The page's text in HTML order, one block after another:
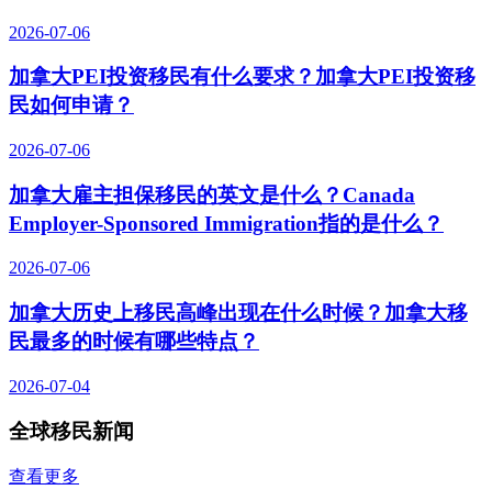
2026-07-06
加拿大PEI投资移民有什么要求？加拿大PEI投资移
民如何申请？
2026-07-06
加拿大雇主担保移民的英文是什么？Canada
Employer-Sponsored Immigration指的是什么？
2026-07-06
加拿大历史上移民高峰出现在什么时候？加拿大移
民最多的时候有哪些特点？
2026-07-04
全球移民新闻
查看更多